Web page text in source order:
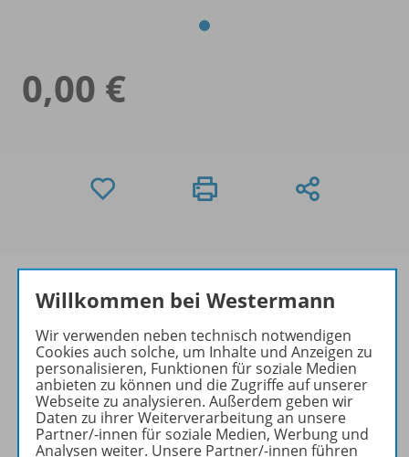
0,00 €
Informationen
Video zu folgenden Werken
Willkommen bei Westermann
Wir verwenden neben technisch notwendigen
Cookies auch solche, um Inhalte und Anzeigen zu
personalisieren, Funktionen für soziale Medien
anbieten zu können und die Zugriffe auf unserer
Webseite zu analysieren. Außerdem geben wir
Daten zu ihrer Weiterverarbeitung an unsere
Partner/-innen für soziale Medien, Werbung und
Analysen weiter. Unsere Partner/-innen führen